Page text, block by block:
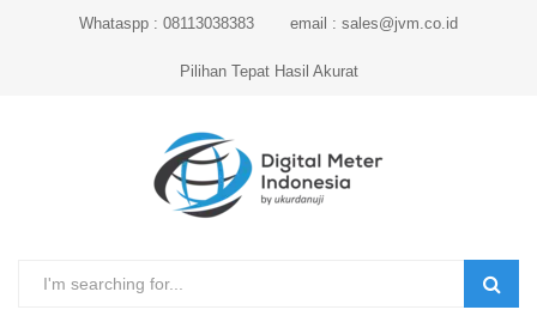
Whataspp : 08113038383 email : sales@jvm.co.id
Pilihan Tepat Hasil Akurat